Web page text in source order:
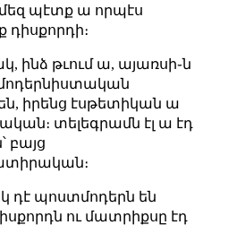
պէտք ա որպէս
դիսքորդի։
ինձ թւում ա, այառսի֊ն
մոդերնիստական
իրենց էսթետիկան ա
տելեգրամն էլ ա էդ
բայց
դէ պոստմոդերն են
ու մատրիքսը էդ